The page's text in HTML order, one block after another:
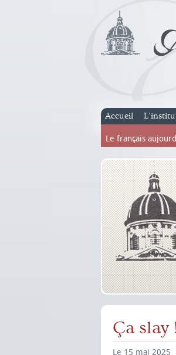
Accueil
Le français
Ça slay
Le 15 mai 2025